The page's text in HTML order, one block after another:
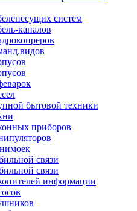
систем
каналов
бытовой техники
приборов
связи
связи
информации